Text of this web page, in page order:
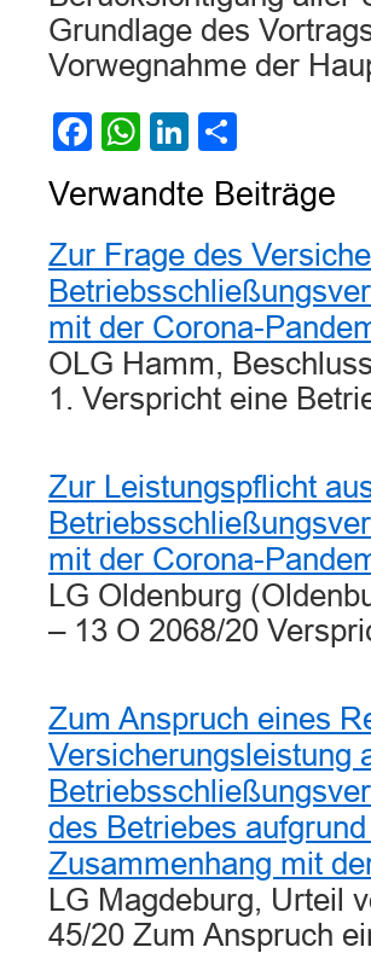
Grundlage des
Vorwegnahme der
Facebook
WhatsApp
LinkedIn
Verwandte Beiträge
Zur Frage des
mit der Corona-
OLG Hamm,
1. Verspricht eine
Zur Leistungspflicht
mit der Corona-
LG Oldenburg
– 13 O 2068/20
Zum Anspruch eines
Versicherungsleistung
des Betriebes
Zusammenhang mit
LG Magdeburg, Urteil
45/20 Zum Anspruch